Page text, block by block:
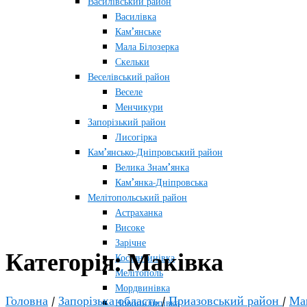
Василівка
Кам’янське
Мала Білозерка
Скельки
Веселівський район
Веселе
Менчикури
Запорізький район
Лисогірка
Кам’янсько-Дніпровський район
Велика Знам’янка
Кам’янка-Дніпровська
Мелітопольський район
Астраханка
Високе
Зарічне
Костянтинівка
Мелітополь
Мордвинівка
Новопилипівка
Категорія:Маківка
Головна / Запорізька область/ Приазовський район /